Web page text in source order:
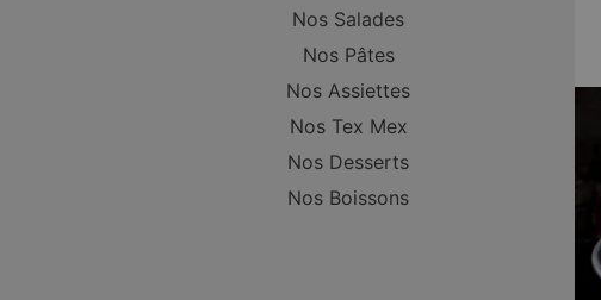
Nos Salades
Nos Pâtes
Nos Assiettes
Nos Tex Mex
Nos Desserts
Nos Boissons